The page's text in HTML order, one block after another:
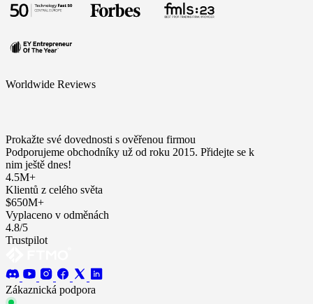
Worldwide Reviews
Prokažte své dovednosti s ověřenou firmou
Podporujeme obchodníky už od roku 2015. Přidejte se k
nim ještě dnes!
4.5M+
Klientů z celého světa
$650M+
Vyplaceno v odměnách
4.8/5
Trustpilot
Zákaznická podpora